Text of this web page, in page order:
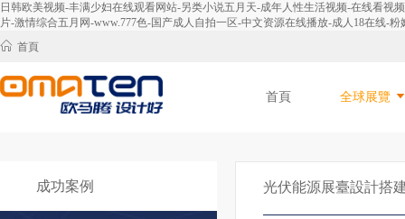
日韩欧美视频-丰满少妇在线观看网站-另类小说五月天-成年人性生活视频-在线看视
片-激情综合五月网-www.777色-国产成人自拍一区-中文资源在线播放-成人18在线-粉
首頁
首頁 全球展覽
成功案例 光伏能源展臺設計搭